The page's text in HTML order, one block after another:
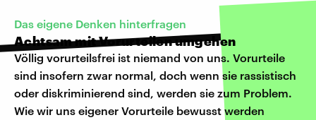
Das eigene Denken hinterfragen
Achtsam mit Vorurteilen umgehen
Völlig vorurteilsfrei ist niemand von uns. Vorurteile
sind insofern zwar normal, doch wenn sie rassistisch
oder diskriminierend sind, werden sie zum Problem.
Wie wir uns eigener Vorurteile bewusst werden